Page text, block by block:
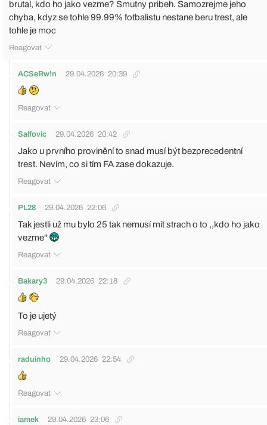
brutal, kdo ho jako vezme? Smutny pribeh. Samozrejme jeho
chyba, kdyz se tohle 99.99% fotbalistu nestane beru trest, ale
tohle je moc
Reagovat
ACSeRw!n 29.04.2026 20:39
Reagovat
Salfovic 29.04.2026 20:42
Jako u prvního provinění to snad musí být bezprecedentní
trest. Nevím, co si tím FA zase dokazuje.
Reagovat
PL28 29.04.2026 22:06
Tak jestli už mu bylo 25 tak nemusí mít strach o to ,,kdo ho jako
vezme''
Reagovat
Bakary3 29.04.2026 22:18
To je ujetý
Reagovat
raduinho 29.04.2026 22:54
Reagovat
iamek 29.04.2026 23:06